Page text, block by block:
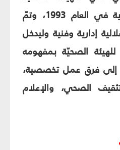
الإسلامية كفكرة عفوية في العام 1993، وتمّ
إدارية وفنية وليدخل
الصحيّة بمفهومه
إلى فرق عمل تخصصية،
الصحي، والإعلام